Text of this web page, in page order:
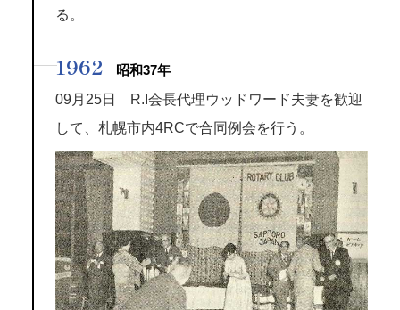
る。
1962
昭和37年
09月25日 R.I会長代理ウッドワード夫妻を歓迎
して、札幌市内4RCで合同例会を行う。